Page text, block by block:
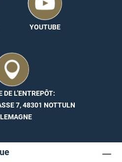
YOUTUBE
DE L’ENTREPÔT:
7, 48301 NOTTULN